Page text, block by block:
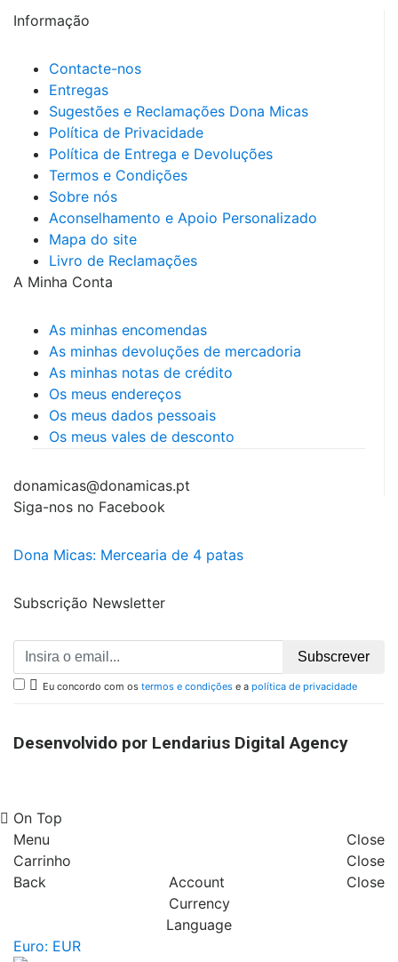
Informação
Contacte-nos
Entregas
Sugestões e Reclamações Dona Micas
Política de Privacidade
Política de Entrega e Devoluções
Termos e Condições
Sobre nós
Aconselhamento e Apoio Personalizado
Mapa do site
Livro de Reclamações
A Minha Conta
As minhas encomendas
As minhas devoluções de mercadoria
As minhas notas de crédito
Os meus endereços
Os meus dados pessoais
Os meus vales de desconto
donamicas@donamicas.pt
Siga-nos no Facebook
Dona Micas: Mercearia de 4 patas
Subscrição Newsletter
Subscrever
 Eu concordo com os termos e condições e a política de privacidade
Desenvolvido por Lendarius Digital Agency
On Top
Menu
Close
Carrinho
Close
Back
Account
Close
Currency
Language
Euro: EUR